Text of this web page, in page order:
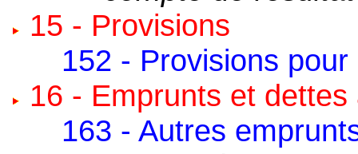
15 - Provisions
152 - Provisions
16 - Emprunts et dettes
163 - Autres